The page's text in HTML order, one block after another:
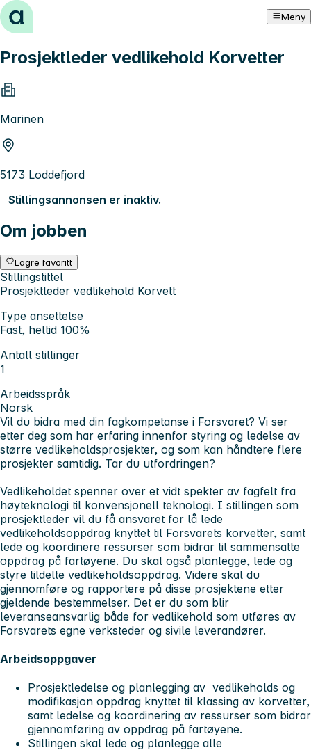
Hopp til innhold Meny
Prosjektleder vedlikehold Korvetter
Marinen
5173 Loddefjord
Stillingsannonsen er inaktiv.
Om jobben
Lagre favoritt
Stillingstittel
Prosjektleder vedlikehold Korvett
Type ansettelse
Fast, heltid 100%
Antall stillinger
1
Arbeidsspråk
Norsk
Vil du bidra med din fagkompetanse i Forsvaret? Vi ser
etter deg som har erfaring innenfor styring og ledelse av
større vedlikeholdsprosjekter, og som kan håndtere flere
prosjekter samtidig. Tar du utfordringen?
Vedlikeholdet spenner over et vidt spekter av fagfelt fra
høyteknologi til konvensjonell teknologi. I stillingen som
prosjektleder vil du få ansvaret for lå lede
vedlikeholdsoppdrag knyttet til Forsvarets korvetter, samt
lede og koordinere ressurser som bidrar til sammensatte
oppdrag på fartøyene. Du skal også planlegge, lede og
styre tildelte vedlikeholdsoppdrag. Videre skal du
gjennomføre og rapportere på disse prosjektene etter
gjeldende bestemmelser. Det er du som blir
leveranseansvarlig både for vedlikehold som utføres av
Forsvarets egne verksteder og sivile leverandører.
Arbeidsoppgaver
Prosjektledelse og planlegging av vedlikeholds og
modifikasjon oppdrag knyttet til klassing av korvetter,
samt ledelse og koordinering av ressurser som bidrar
gjennomføring av oppdrag på fartøyene.
Stillingen skal lede og planlegge alle